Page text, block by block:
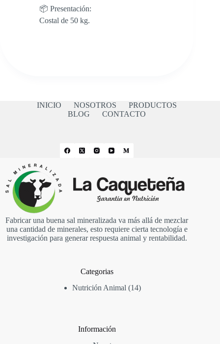
📦 Presentación:
Costal de 50 kg.
INICIO NOSOTROS
PRODUCTOS
BLOG
CONTACTO
Fabricar una buena sal mineralizada va más allá de mezclar
una cantidad de minerales, esto requiere cierta tecnología e
investigación para generar respuesta animal y rentabilidad.
Categorias
Nutrición Animal
1414
Información